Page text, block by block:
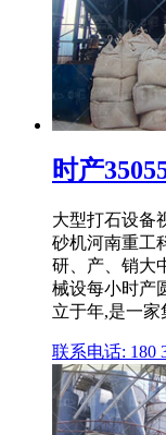
时产
大型打石设备
砂机河南重工
研、产、销大
械设每小时产
立于年,是一
联系电话: 180